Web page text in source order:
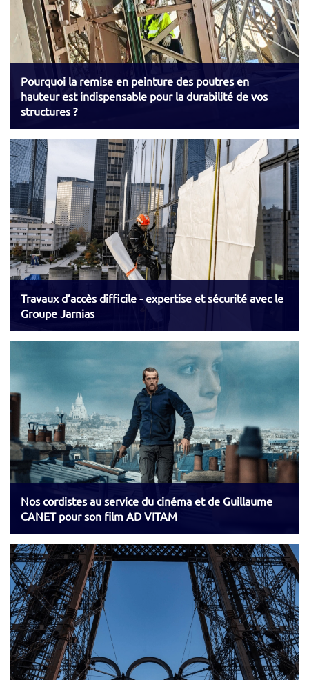
Pourquoi la remise en peinture des poutres en
hauteur est indispensable pour la durabilité de vos
structures ?
Travaux d’accès difficile - expertise et sécurité avec le
Groupe Jarnias
Nos cordistes au service du cinéma et de Guillaume
CANET pour son film AD VITAM